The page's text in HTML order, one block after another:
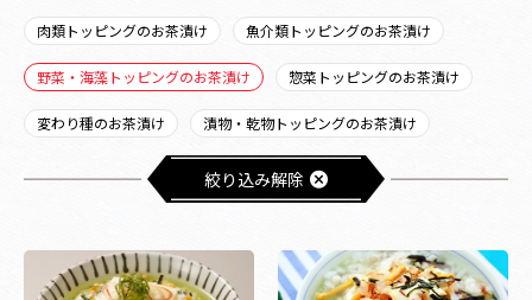
肉類トッピングのお茶漬け 魚介類トッピングのお茶漬け
野菜・海藻トッピングのお茶漬け 惣菜トッピングのお茶漬け
変わり種のお茶漬け 漬物・乾物トッピングのお茶漬け
絞り込み解除